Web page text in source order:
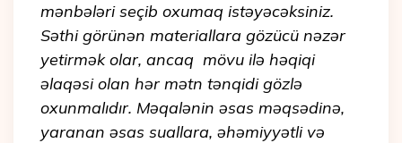
mənbələri seçib oxumaq istəyəcəksiniz.
Səthi görünən materiallara gözücü nəzər
yetirmək olar, ancaq mövu ilə həqiqi
əlaqəsi olan hər mətn tənqidi gözlə
oxunmalıdır. Məqalənin əsas məqsədinə,
yaranan əsas suallara, əhəmiyyətli və